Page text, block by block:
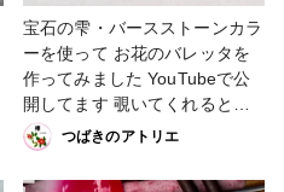
宝石の雫・バースストーンカラ
ーを使って お花のバレッタを
作ってみました YouTubeで公
開してます 覗いてくれると嬉
しいです😊 #レジンバレッタ #
レジンお花 #PADICOバースス
トーンカラー #レジン好きな方
つばきのアトリエ